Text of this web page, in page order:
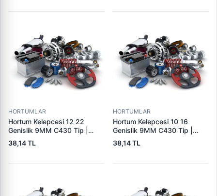
HORTUMLAR
Hortum Kelepcesi 12 22
Genislik 9MM C430 Tip |
ERBI C430 12-22
38,14 TL
HORTUMLAR
Hortum Kelepcesi 10 16
Genislik 9MM C430 Tip |
ERBI C430 10-16
38,14 TL